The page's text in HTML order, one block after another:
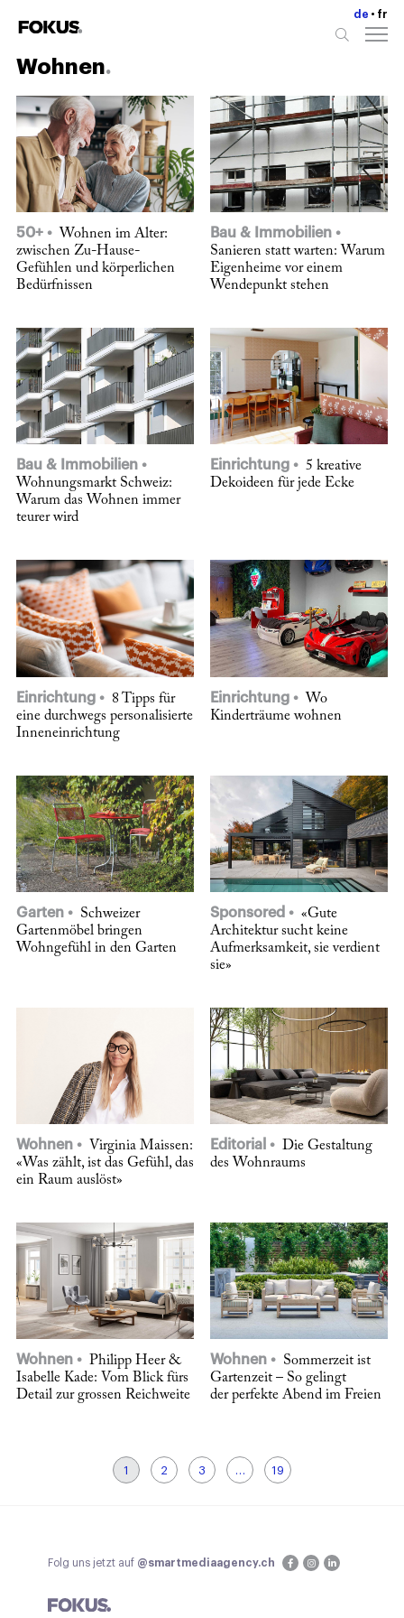
de fr
Wohnen
50+
Wohnen im Alter:
zwischen Zu-Hause-
Gefühlen und körperlichen
Bedürfnissen
Bau & Immobilien
Sanieren statt warten: Warum
Eigenheime vor einem
Wendepunkt stehen
Bau & Immobilien
Wohnungsmarkt Schweiz:
Warum das Wohnen immer
teurer wird
Einrichtung
5 kreative
Dekoideen für jede Ecke
Einrichtung
8 Tipps für
eine durchwegs personalisierte
Inneneinrichtung
Einrichtung
Wo
Kinderträume wohnen
Garten
Schweizer
Gartenmöbel bringen
Wohngefühl in den Garten
Sponsored
«Gute
Architektur sucht keine
Aufmerksamkeit, sie verdient
sie»
Wohnen
Virginia Maissen:
«Was zählt, ist das Gefühl, das
ein Raum auslöst»
Editorial
Die Gestaltung
des Wohnraums
Wohnen
Philipp Heer &
Isabelle Kade: Vom Blick fürs
Detail zur grossen Reichweite
Wohnen
Sommerzeit ist
Gartenzeit – So gelingt
der perfekte Abend im Freien
1 2 3 … 19
Folg uns jetzt auf @smartmediaagency.ch